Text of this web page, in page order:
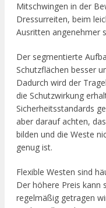
Mitschwingen in der
Dressurreiten, beim
Ausritten angenehmer
Der segmentierte
Schutzflächen besser
Dadurch wird der
die Schutzwirkung
Sicherheitsstandards
aber darauf achten,
bilden und die Weste
genug ist.
Flexible Westen sind
Der höhere Preis kann
regelmäßig getragen